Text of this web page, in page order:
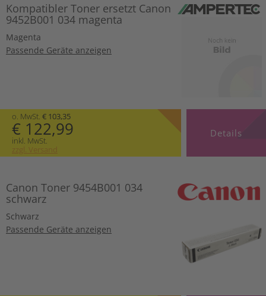
Kompatibler Toner ersetzt Canon
9452B001 034 magenta
Magenta
Passende Geräte anzeigen
o. MwSt. € 103,35
€ 122,99
inkl. MwSt.
zzgl. Versand
Details
Canon Toner 9454B001 034
schwarz
Schwarz
Passende Geräte anzeigen